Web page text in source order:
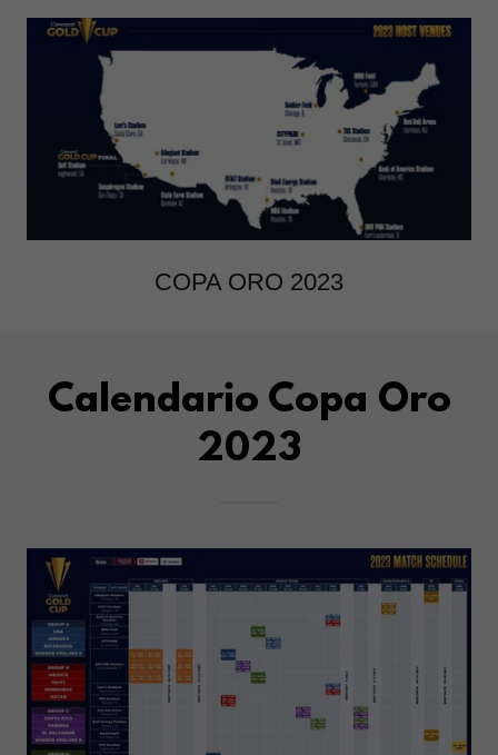
COPA ORO 2023
Calendario Copa Oro
2023